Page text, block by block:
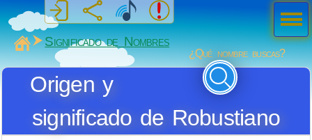
MiSabueso
Significado de Nombres
¿Qué nombre buscas?
Origen y
significado de Robustiano
Men
ú